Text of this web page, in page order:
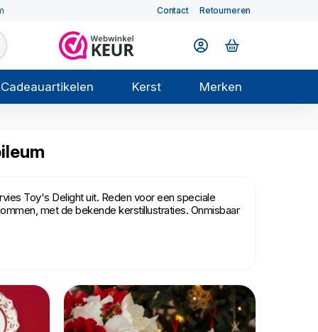
Contact Retourneren
Cadeauartikelen Kerst Merken
Toy's Delight uit. Reden voor een speciale
met de bekende kerstillustraties. Onmisbaar